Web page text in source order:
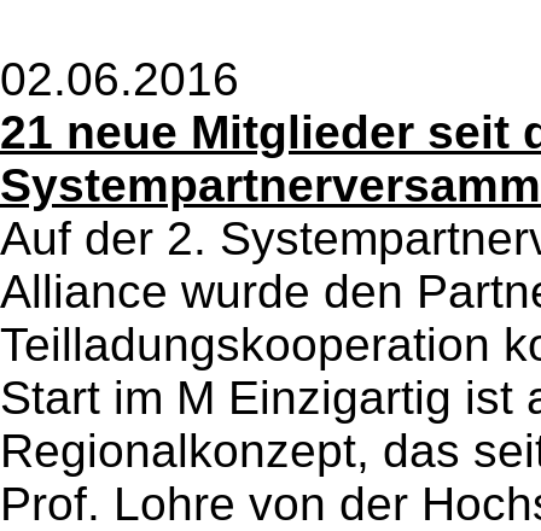
02.06.2016
21 neue Mitglieder seit
Auf der 2.
Alliance wurde den
Teilladungskooperation
Start im M Einzigartig ist
Regionalkonzept, das
Prof. Lohre von der